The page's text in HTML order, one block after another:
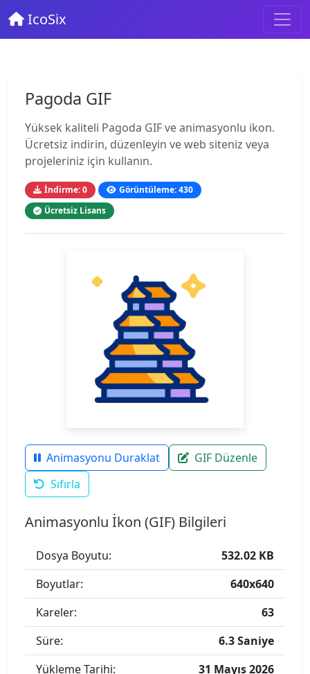
IcoSix
Pagoda GIF
Yüksek kaliteli Pagoda GIF ve animasyonlu ikon.
Ücretsiz indirin, düzenleyin ve web siteniz veya
projeleriniz için kullanın.
İndirme: 0
Görüntüleme: 430
Ücretsiz Lisans
Animasyonu Duraklat
GIF Düzenle
Sıfırla
Animasyonlu İkon (GIF) Bilgileri
Dosya Boyutu:
532.02 KB
Boyutlar:
640x640
Kareler:
63
Süre:
6.3 Saniye
Yükleme Tarihi:
31 Mayıs 2026